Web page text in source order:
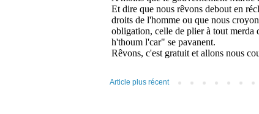
Article plus récent